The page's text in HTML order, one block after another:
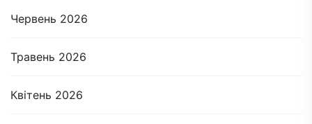
Червень 2026
Травень 2026
Квітень 2026